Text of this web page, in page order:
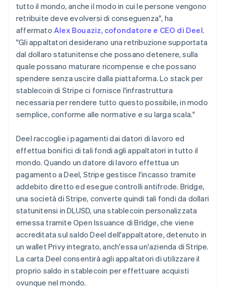
tutto il mondo, anche il modo in cui le persone vengono
retribuite deve evolversi di conseguenza", ha
affermato Alex Bouaziz, cofondatore e CEO di Deel.
"Gli appaltatori desiderano una retribuzione supportata
dal dollaro statunitense che possano detenere, sulla
quale possano maturare ricompense e che possano
spendere senza uscire dalla piattaforma. Lo stack per
stablecoin di Stripe ci fornisce l'infrastruttura
necessaria per rendere tutto questo possibile, in modo
semplice, conforme alle normative e su larga scala."
Deel raccoglie i pagamenti dai datori di lavoro ed
effettua bonifici di tali fondi agli appaltatori in tutto il
mondo. Quando un datore di lavoro effettua un
pagamento a Deel, Stripe gestisce l'incasso tramite
addebito diretto ed esegue controlli antifrode. Bridge,
una società di Stripe, converte quindi tali fondi da dollari
statunitensi in DLUSD, una stablecoin personalizzata
emessa tramite Open Issuance di Bridge, che viene
accreditata sul saldo Deel dell'appaltatore, detenuto in
un wallet Privy integrato, anch'essa un'azienda di Stripe.
La carta Deel consentirà agli appaltatori di utilizzare il
proprio saldo in stablecoin per effettuare acquisti
ovunque nel mondo.
Danimarca
English
Emirati Arabi Uniti
English
Estonia
English
Finlandia
English Svenska
Francia
Français English
Germania
Deutsch English
日本語English
Gibilterra
English
Grecia
English
India
English
Irlanda
English
Italia
ItalianoEnglish
Lettonia
English
Liechtenstein
DeutschEnglish